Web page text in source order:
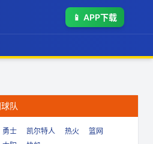
📱 APP下载
队
勇士 凯尔特人 热火
篮网